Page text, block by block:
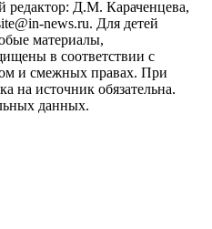
редактор: Д.М. Караченцева,
news.ru. Для детей
материалы,
в соответствии с
и смежных правах. При
на источник обязательна.
данных.